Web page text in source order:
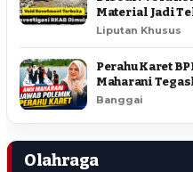
Material Jadi
Liputan Khusus
Perahu Karet
Maharani
Banggai
Olahraga